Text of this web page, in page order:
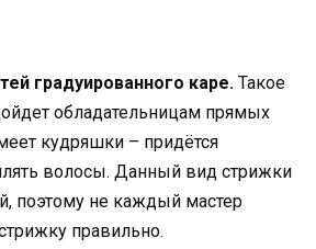
градуированного каре. Такое
обладательницам прямых
кудряшки – придётся
волосы. Данный вид стрижки
поэтому не каждый мастер
правильно.